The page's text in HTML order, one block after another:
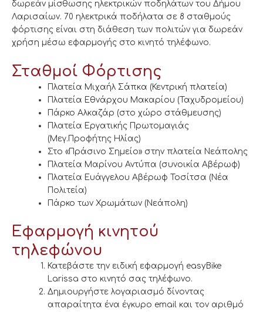
δωρεάν μίσθωσης ηλεκτρικών ποδηλάτων του Δήμου
Λαρισαίων. 70 ηλεκτρικά ποδήλατα σε 8 σταθμούς
φόρτισης είναι στη διάθεση των πολιτών για δωρεάν
χρήση μέσω εφαρμογής στο κινητό τηλέφωνο.
Σταθμοί Φόρτισης
Πλατεία Μιχαήλ Σάπκα (Κεντρική πλατεία)
Πλατεία Εθνάρχου Μακαρίου (Ταχυδρομείου)
Πάρκο Αλκαζάρ (στο χώρο στάθμευσης)
Πλατεία Εργατικής Πρωτομαγιάς
(Μεγ.Προφήτης Ηλίας)
Στο «Πράσινο Σημείο» στην πλατεία Νεάπολης
Πλατεία Μαρίνου Αντύπα (συνοικία Αβέρωφ)
Πλατεία Ευάγγελου Αβέρωφ Τοσίτσα (Νέα
Πολιτεία)
Πάρκο των Χρωμάτων (Νεάπολη)
Εφαρμογή κινητού
τηλεφώνου
Κατεβάστε την ειδική εφαρμογή easyBike
Larissa στο κινητό σας τηλέφωνο.
Δημιουργήστε λογαριασμό δίνοντας
απαραίτητα ένα έγκυρο email και τον αριθμό